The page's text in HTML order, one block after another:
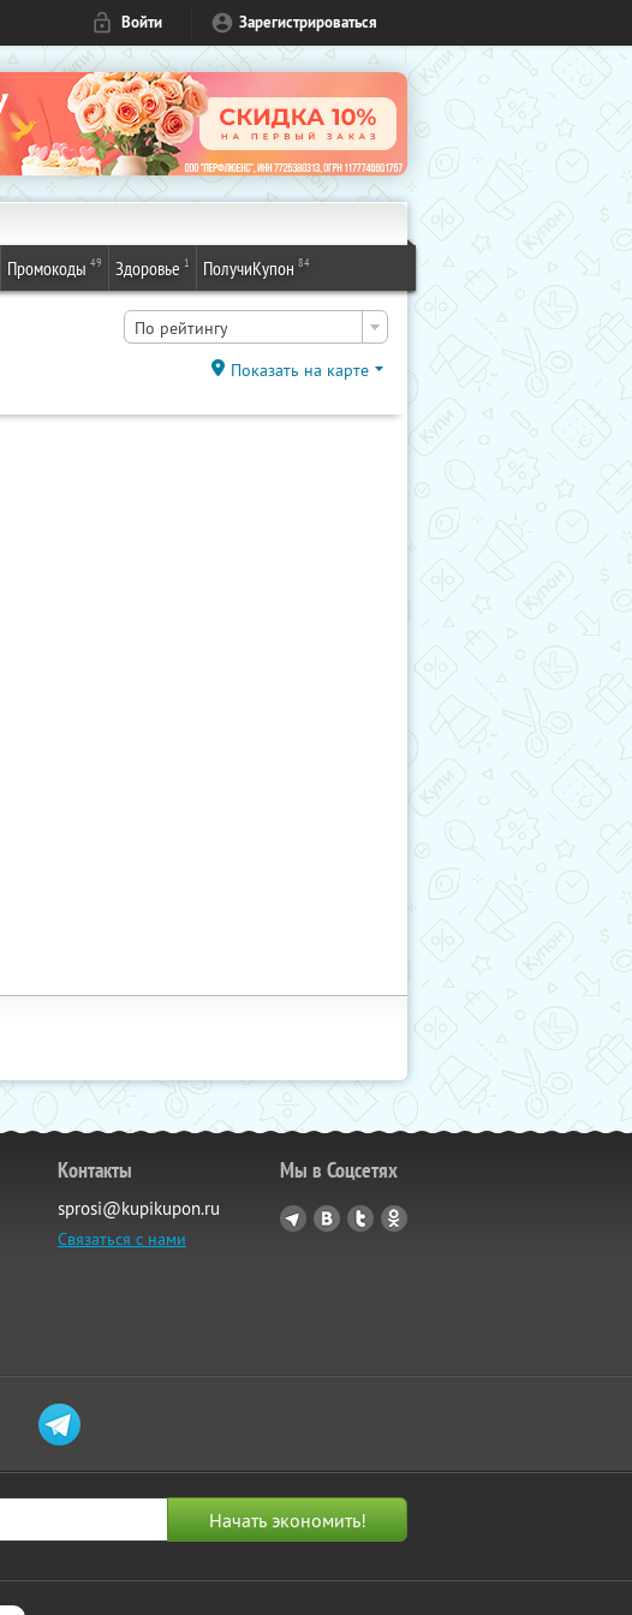
Войти Зарегистрироваться
Промокоды 49 Здоровье 1 ПолучиКупон 84
По рейтингу
Показать на карте
Контакты
sprosi@kupikupon.ru
Связаться с нами
Мы в Соцсетях